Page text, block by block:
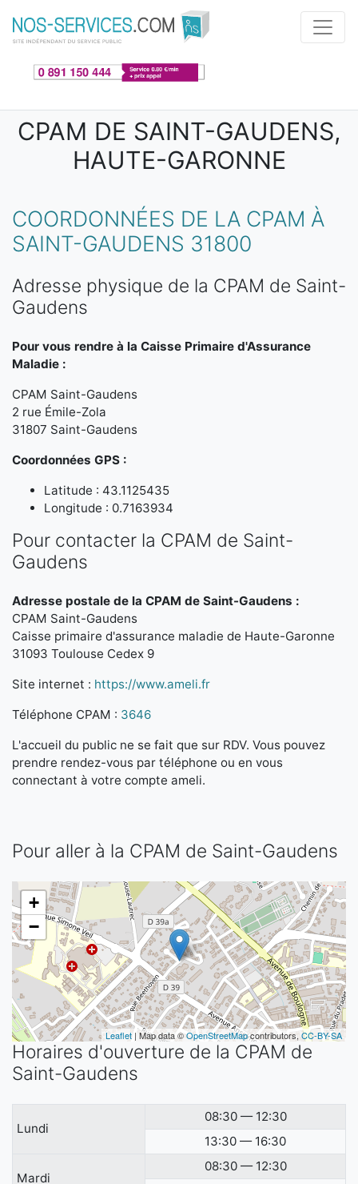
Aller au contenu principal
CPAM DE SAINT-GAUDENS,
HAUTE-GARONNE
COORDONNÉES DE LA CPAM À
SAINT-GAUDENS 31800
Adresse physique de la CPAM de Saint-
Gaudens
Pour vous rendre à la Caisse Primaire d'Assurance
Maladie :
CPAM Saint-Gaudens
2 rue Émile-Zola
31807 Saint-Gaudens
Coordonnées GPS :
Latitude : 43.1125435
Longitude : 0.7163934
Pour contacter la CPAM de Saint-
Gaudens
Adresse postale de la CPAM de Saint-Gaudens :
CPAM Saint-Gaudens
Caisse primaire d'assurance maladie de Haute-Garonne
31093 Toulouse Cedex 9
Site internet : https://www.ameli.fr
Téléphone CPAM : 3646
L'accueil du public ne se fait que sur RDV. Vous pouvez
prendre rendez-vous par téléphone ou en vous
connectant à votre compte ameli.
Pour aller à la CPAM de Saint-Gaudens
+
−
Leaflet| Map data ©OpenStreetMapcontributors, CC-BY-SA
Horaires d'ouverture de la CPAM de
Saint-Gaudens
Lundi
08:30 — 12:30
13:30 — 16:30
Mardi
08:30 — 12:30